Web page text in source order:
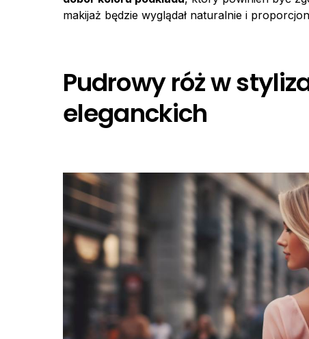
makijaż będzie wyglądał naturalnie i
Pudrowy róż w
eleganckich